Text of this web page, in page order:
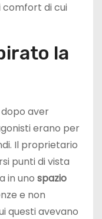
di cui
la
aver
erano per
Il proprietario
punti di vista
in uno spazio
e non
questi avevano